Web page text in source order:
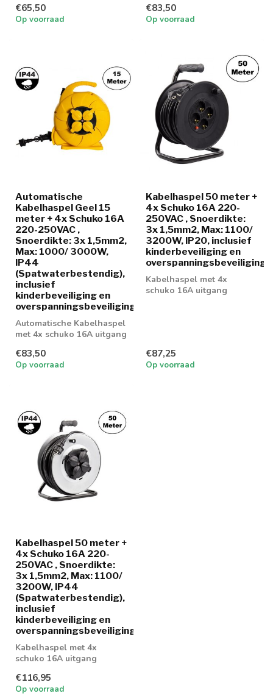
€65,50
Op voorraad
€83,50
Op voorraad
Automatische
Kabelhaspel Geel 15
meter + 4x Schuko 16A
220-250VAC ,
Snoerdikte: 3x 1,5mm2,
Max: 1000/ 3000W,
IP44
(Spatwaterbestendig),
inclusief
kinderbeveiliging en
overspanningsbeveiliging
Automatische Kabelhaspel
met 4x schuko 16A uitgang
€83,50
Op voorraad
Kabelhaspel 50 meter +
4x Schuko 16A 220-
250VAC , Snoerdikte:
3x 1,5mm2, Max: 1100/
3200W, IP20, inclusief
kinderbeveiliging en
overspanningsbeveiliging
Kabelhaspel met 4x
schuko 16A uitgang
€87,25
Op voorraad
Kabelhaspel 50 meter +
4x Schuko 16A 220-
250VAC , Snoerdikte:
3x 1,5mm2, Max: 1100/
3200W, IP44
(Spatwaterbestendig),
inclusief
kinderbeveiliging en
overspanningsbeveiliging
Kabelhaspel met 4x
schuko 16A uitgang
€116,95
Op voorraad